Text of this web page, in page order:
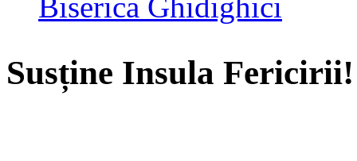
Susține Insula Fericirii!